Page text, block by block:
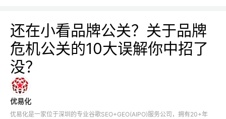
还在小看品牌公关？关于品牌
危机公关的10大误解你中招了
没？
优易化
优易化是一家位于深圳的专业谷歌SEO+GEO(AIPO)服务公司，拥有20+年